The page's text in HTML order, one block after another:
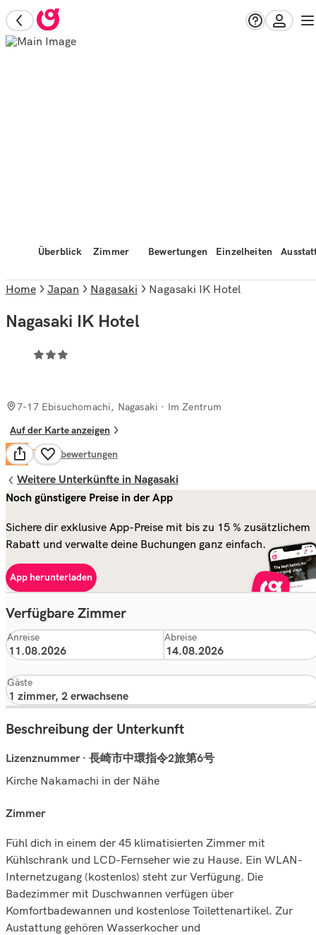
Überblick Zimmer Bewertungen Einzelheiten
Home Japan Nagasaki Nagasaki IK Hotel
Nagasaki IK Hotel
7-17 Ebisuchomachi, Nagasaki · Im Zentrum
Auf der Karte anzeigen
6.4 Fair44 bewertungen
Weitere Unterkünfte in Nagasaki
Noch günstigere Preise in der App
Sichere dir exklusive App-Preise mit bis zu 15 % zusätzlichem
Rabatt und verwalte deine Buchungen ganz einfach.
App herunterladen
Verfügbare Zimmer
Anreise Abreise
Gäste
Beschreibung der Unterkunft
Lizenznummer · 長崎市中環指令2旅第6号
Kirche Nakamachi in der Nähe
zimmer
Fühl dich in einem der 45 klimatisierten Zimmer mit
Kühlschrank und LCD-Fernseher wie zu Hause. Ein WLAN-
Internetzugang (kostenlos) steht zur Verfügung. Die
Badezimmer mit Duschwannen verfügen über
Komfortbadewannen und kostenlose Toilettenartikel. Zur
Austattung gehören Wasserkocher und